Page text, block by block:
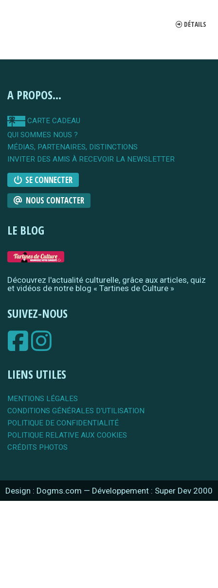
DÉTAILS
A PROPOS...
CARTE CADEAU
QUI SOMMES NOUS ?
MÉDIAS, PARTENAIRES, DISTINCTIONS
INVITER DES AMIS À RECEVOIR LA NEWSLETTER
SE CONNECTER
NOUS CONTACTER
LE BLOG
Découvrez l'actualité culturelle, grâce aux articles, quiz
et vidéos de notre blog « Tartines de Culture »
SUIVEZ-NOUS
LIENS UTILES
MENTIONS LÉGALES
CONDITIONS GÉNÉRALES D'UTILISATION
POLITIQUE DE CONFIDENTIALITÉ
POLITIQUE RELATIVE AUX COOKIES
CRÉDITS PHOTOS
Design : Dogms.com — Développement : Super Dev 2000